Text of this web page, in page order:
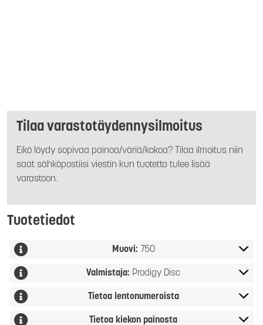
Tilaa varastotäydennysilmoitus
Eikö löydy sopivaa painoa/väriä/kokoa? Tilaa ilmoitus niin
saat sähköpostiisi viestin kun tuotetta tulee lisää
varastoon.
Tuotetiedot
Muovi: 750
Valmistaja: Prodigy Disc
Tietoa lentonumeroista
Tietoa kiekon painosta